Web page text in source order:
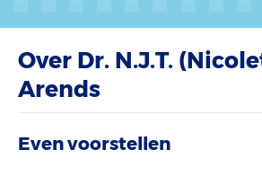
Over Dr. N.J.T.
Arends
Even voorstellen